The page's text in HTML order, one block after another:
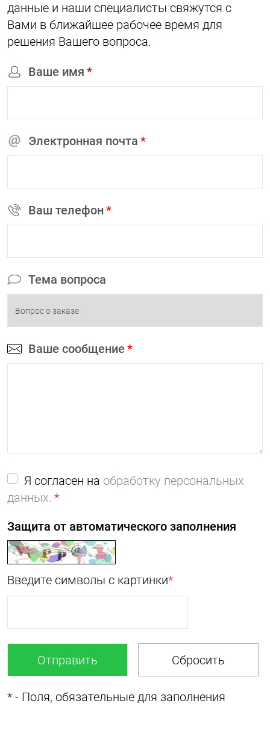
данные и наши специалисты свяжутся с
Вами в ближайшее рабочее время для
решения Вашего вопроса.
Ваше имя *
Электронная почта *
Ваш телефон*
Тема вопроса
Ваше сообщение *
Я согласен на обработку персональных
данных. *
Защита от автоматического заполнения
Введите символы с картинки*
* - Поля, обязательные для заполнения